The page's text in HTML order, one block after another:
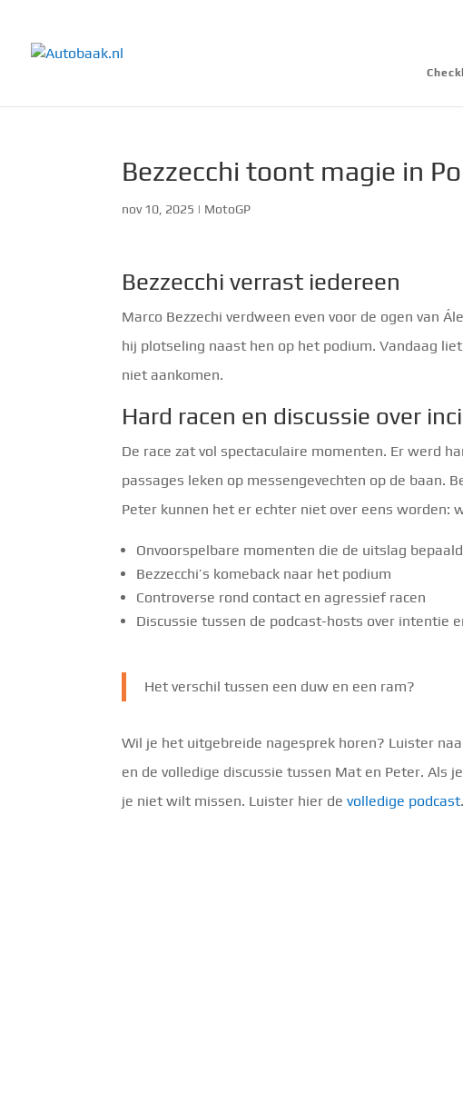
Bezzecchi toont magie in
nov 10, 2025 | MotoGP
Bezzecchi verrast iedereen
Marco Bezzechi verdween even voor de ogen van
hij plotseling naast hen op het podium. Vandaag
niet aankomen.
Hard racen en discussie over
De race zat vol spectaculaire momenten. Er werd
passages leken op messengevechten op de baan.
Peter kunnen het er echter niet over eens
Onvoorspelbare momenten die de uitslag
Bezzecchi’s komeback naar het podium
Controverse rond contact en agressief racen
Discussie tussen de podcast-hosts over intentie
Het verschil tussen een duw en een ram?
Wil je het uitgebreide nagesprek horen? Luister
en de volledige discussie tussen Mat en Peter. Als
je niet wilt missen. Luister hier devolledige podcast.